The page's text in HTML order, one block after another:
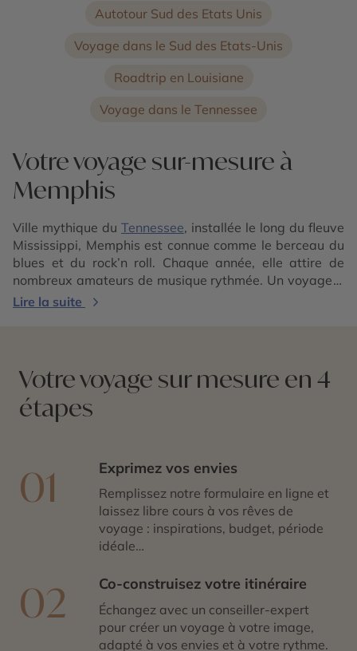
Autotour Sud des Etats Unis
Voyage dans le Sud des Etats-Unis
Roadtrip en Louisiane
Voyage dans le Tennessee
Votre voyage sur-mesure à
Memphis
Ville mythique du Tennessee, installée le long du fleuve
Mississippi, Memphis est connue comme le berceau du
blues et du rock’n roll. Chaque année, elle attire de
nombreux amateurs de musique rythmée. Un voyage à
Memphis est synonyme de visites de musées et de
écouter de la musique live à Beale Street, tout en
dégustant d’excellents barbecues.
Lire la suite
Votre voyage sur mesure en 4
étapes
01 Exprimez vos envies
Remplissez notre formulaire en ligne et
laissez libre cours à vos rêves de
voyage : inspirations, budget, période
idéale…
02 Co-construisez votre itinéraire
Échangez avec un conseiller-expert
pour créer un voyage à votre image,
adapté à vos envies et à votre rythme.